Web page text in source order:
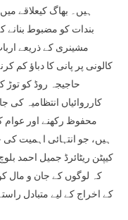
ہیں۔ بھاگ کیعلاقے
بندات کو مضبوط
مشینری کے ذریعے
کالونی پر پانی کا دباؤ
حاجیجہ روڈ کو توڑ
کارروائیاں انتظامیہ
محفوظ رکھنے اور عوام
ہیں، جو انتہائی اہمیت
کیپٹن ریٹائرڈ جمیل احمد
کہ لوگوں کے جان و مال
کے اخراج کے لیے متبادل